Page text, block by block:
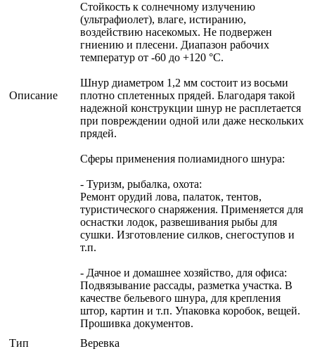
Описание
Стойкость к солнечному излучению
(ультрафиолет), влаге, истиранию,
воздействию насекомых. Не подвержен
гниению и плесени. Диапазон рабочих
температур от -60 до +120 °С.
Шнур диаметром 1,2 мм состоит из восьми
плотно сплетенных прядей. Благодаря такой
надежной конструкции шнур не расплетается
при повреждении одной или даже нескольких
прядей.
Сферы применения полиамидного шнура:
- Туризм, рыбалка, охота:
Ремонт орудий лова, палаток, тентов,
туристического снаряжения. Применяется для
оснастки лодок, развешивания рыбы для
сушки. Изготовление силков, снегоступов и
т.п.
- Дачное и домашнее хозяйство, для офиса:
Подвязывание рассады, разметка участка. В
качестве бельевого шнура, для крепления
штор, картин и т.п. Упаковка коробок, вещей.
Прошивка документов.
Тип
Веревка